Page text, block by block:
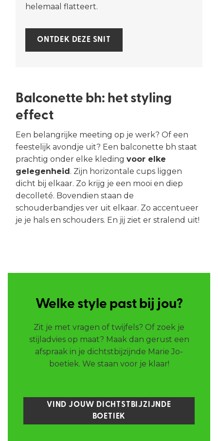
helemaal flatteert.
ONTDEK DEZE SNIT
Balconette bh: het styling
effect
Een belangrijke meeting op je werk? Of een
feestelijk avondje uit? Een balconette bh staat
prachtig onder elke kleding voor elke
gelegenheid . Zijn horizontale cups liggen
dicht bij elkaar. Zo krijg je een mooi en diep
decolleté. Bovendien staan de
schouderbandjes ver uit elkaar. Zo accentueer
je je hals en schouders. En jij ziet er stralend uit!
Welke style past bij jou?
Zit je met vragen of twijfels? Of zoek je
stijladvies op maat? Maak dan gerust een
afspraak in je dichtstbijzijnde Marie Jo-
boetiek. We staan voor je klaar!
VIND JOUW DICHTSTBIJZIJNDE
BOETIEK